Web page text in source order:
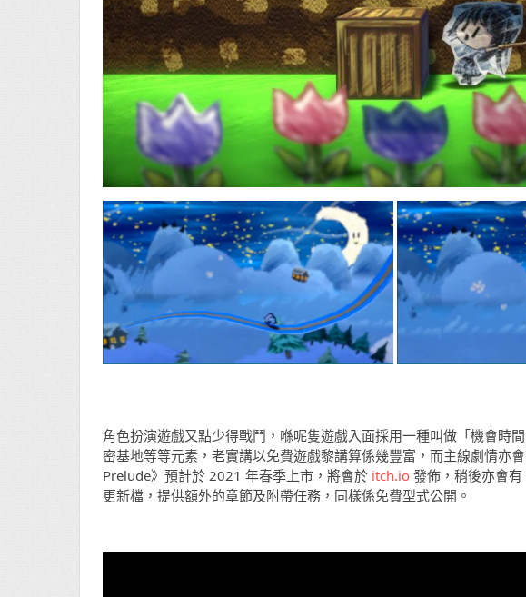
角色扮演遊戲又點少得戰鬥，喺呢隻遊戲入面採用一種叫做「機會時
密基地等等元素，老實講以免費遊戲黎講算係幾豐富，而主線劇情亦
Prelude》預計於 2021 年春季上市，將會於 itch.io 發佈，稍後亦會
更新檔，提供額外的章節及附帶任務，同樣係免費型式公開。